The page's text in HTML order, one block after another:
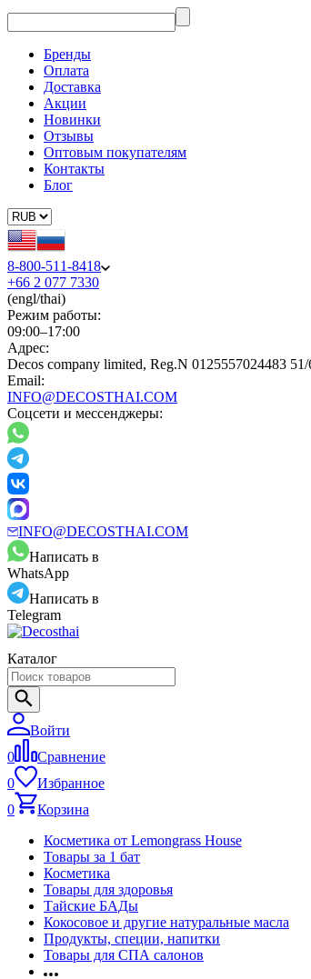
Бренды
Оплата
Доставка
Акции
Новинки
Отзывы
Оптовым покупателям
Контакты
Блог
8-800-511-8418
+66 2 077 7330
(engl/thai)
Режим работы:
09:00–17:00
Адрес:
Decos company limited, Reg.N 0125557024483
Email:
INFO@DECOSTHAI.COM
Соцсети и мессенджеры:
INFO@DECOSTHAI.COM
Написать в
WhatsApp
Написать в
Telegram
Каталог
Войти
0
Сравнение
0
Избранное
0
Корзина
Косметика от Lemongrass House
Товары за 1 бат
Косметика
Товары для здоровья
Тайские БАДы
Кокосовое и другие натуральные масла
Продукты, специи, напитки
Товары для СПА салонов